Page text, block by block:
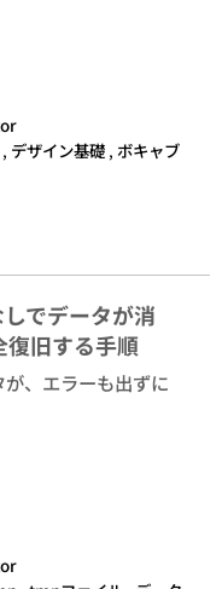
, デザイン基礎 , ボキャブ
でデータが消
旧する手順
、エラーも出ずに